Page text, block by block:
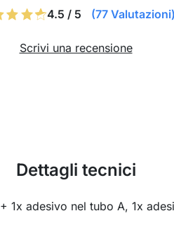
4.5 / 5 (77 Valutazioni)
Scrivi una recensione
Dettagli tecnici
1x adesivo nel tubo A, 1x